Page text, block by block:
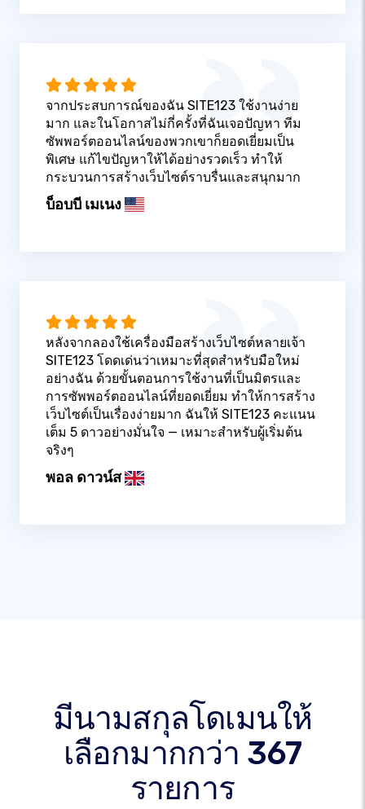
จากประสบการณ์ของฉัน SITE123 ใช้งานง่าย
มาก และในโอกาสไม่กี่ครั้งที่ฉันเจอปัญหา ทีม
ซัพพอร์ตออนไลน์ของพวกเขาก็ยอดเยี่ยมเป็น
พิเศษ แก้ไขปัญหาให้ได้อย่างรวดเร็ว ทำให้
กระบวนการสร้างเว็บไซต์ราบรื่นและสนุกมาก
บ็อบบี เมเนง
หลังจากลองใช้เครื่องมือสร้างเว็บไซต์หลายเจ้า
SITE123 โดดเด่นว่าเหมาะที่สุดสำหรับมือใหม่
อย่างฉัน ด้วยขั้นตอนการใช้งานที่เป็นมิตรและ
การซัพพอร์ตออนไลน์ที่ยอดเยี่ยม ทำให้การสร้าง
เว็บไซต์เป็นเรื่องง่ายมาก ฉันให้ SITE123 คะแนน
เต็ม 5 ดาวอย่างมั่นใจ — เหมาะสำหรับผู้เริ่มต้น
จริงๆ
พอล ดาวน์ส
มีนามสกุลโดเมนให้
เลือกมากกว่า 367
รายการ